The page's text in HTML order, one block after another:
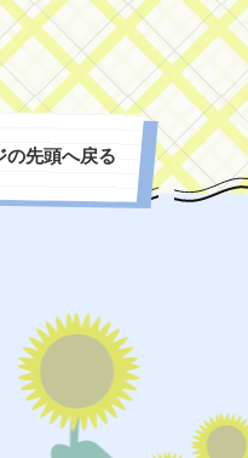
の先頭へ戻る